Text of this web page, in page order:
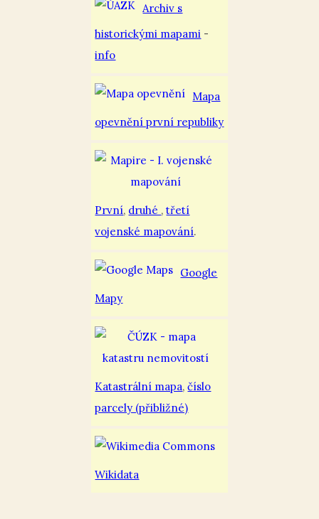
Archiv s
historickými mapami -
info
Mapa
opevnění první republiky
První, druhé ,třetí
vojenské mapování.
Google
Mapy
Katastrální mapa,číslo
parcely (přibližné)
Wikidata